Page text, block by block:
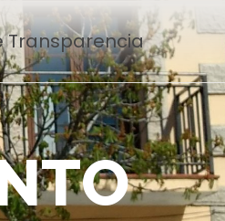
Transparencia
TO